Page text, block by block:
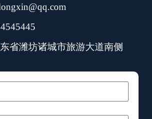
省潍坊诸城市旅游大道南侧